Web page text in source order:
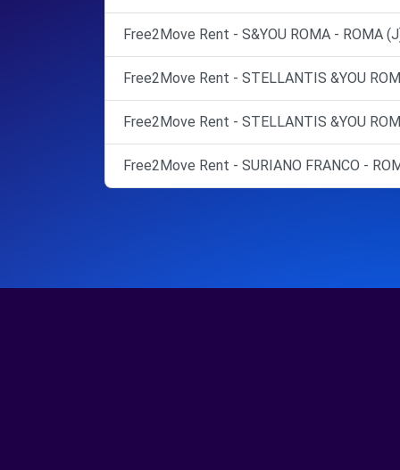
Free2Move Rent - S&YOU ROMA - ROMA
Free2Move Rent - STELLANTIS &YOU
Free2Move Rent - STELLANTIS &YOU
Free2Move Rent - SURIANO FRANCO -